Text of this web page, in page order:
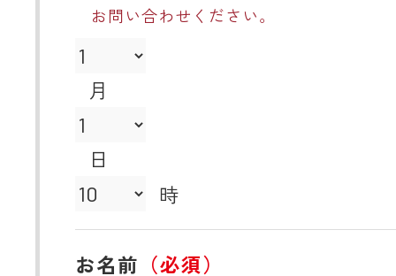
お問い合わせください。
月
日
時
お名前 （必須）